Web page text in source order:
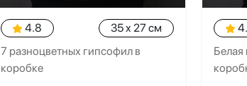
4.8
35 x 27 см
7 разноцветных гипсофил в
коробке
Белая